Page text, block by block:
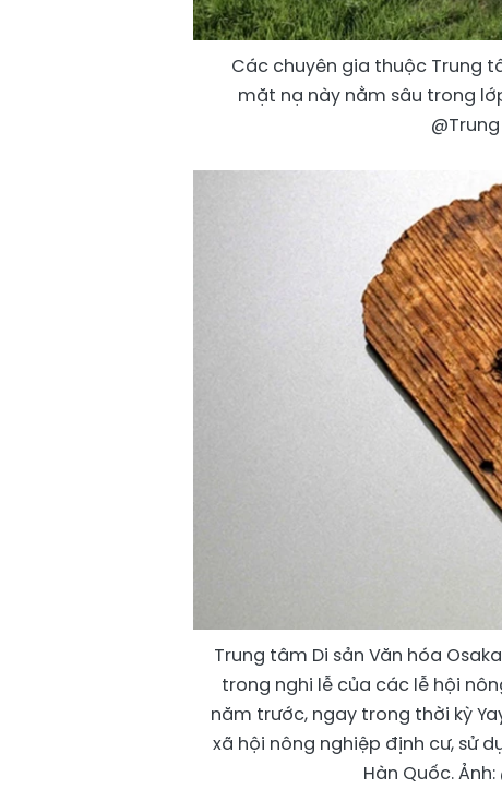
Các chuyên gia thuộc Trung
mặt nạ này nằm sâu trong
Trung tâm Di sản Văn hóa
trong nghi lễ của các lễ hội
năm trước, ngay trong thời kỳ
xã hội nông nghiệp định cư, sử
Hàn Quốc.